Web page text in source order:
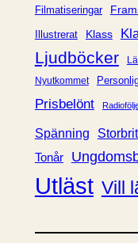
Filmatiseringar
Illustrerat Klass
Ljudböcker
Nyutkommet
Prisbelönt
Spänning
Tonår
Utläst Vill